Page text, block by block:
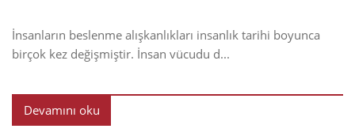
İnsanların beslenme alışkanlıkları insanlık tarihi boyunca
birçok kez değişmiştir. İnsan vücudu d...
Devamını oku